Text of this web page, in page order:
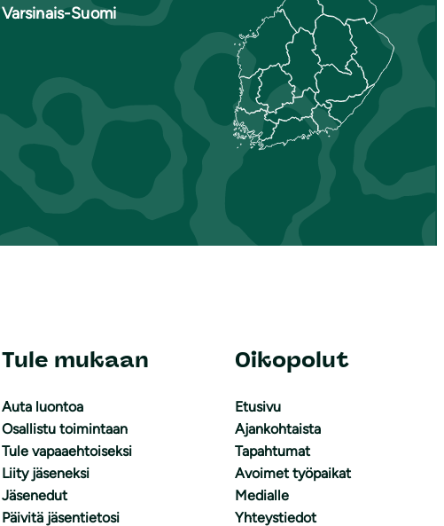
Varsinais-Suomi
Tule mukaan
Auta luontoa
Osallistu toimintaan
Tule vapaaehtoiseksi
Liity jäseneksi
Jäsenedut
Päivitä jäsentietosi
Oikopolut
Etusivu
Ajankohtaista
Tapahtumat
Avoimet työpaikat
Medialle
Yhteystiedot